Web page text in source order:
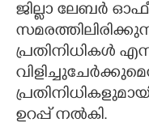
ജില്ലാ ലേബർ
പ്രതിനിധികൾ
ഉറപ്പ് നൽകി.